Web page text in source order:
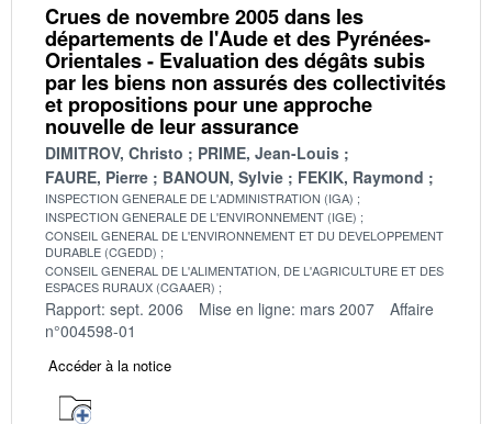
Crues de novembre 2005 dans les
départements de l'Aude et des Pyrénées-
Orientales - Evaluation des dégâts subis
par les biens non assurés des collectivités
et propositions pour une approche
nouvelle de leur assurance
DIMITROV, Christo
PRIME, Jean-Louis
FAURE, Pierre
BANOUN, Sylvie FEKIK, Raymond
INSPECTION GENERALE DE L'ADMINISTRATION (IGA)
INSPECTION GENERALE DE L'ENVIRONNEMENT (IGE)
CONSEIL GENERAL DE L'ENVIRONNEMENT ET DU DEVELOPPEMENT
DURABLE (CGEDD)
CONSEIL GENERAL DE L'ALIMENTATION, DE L'AGRICULTURE ET DES
ESPACES RURAUX (CGAAER)
Rapport: sept. 2006 Mise en ligne: mars 2007
Affaire
n°004598-01
Accéder à la notice